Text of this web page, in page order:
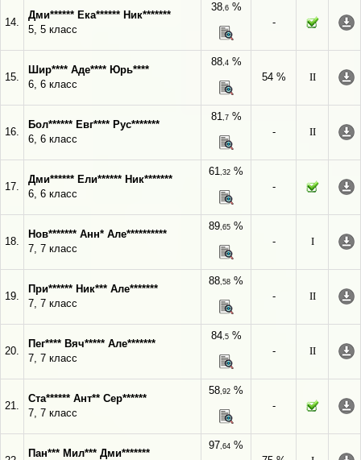
14.
Дми****** Ека****** Ник*******
5, 5 класс
38,6%
-
15.
Шир**** Аде**** Юрь****
6, 6 класс
88,4%
54 %
II
16.
Бол****** Евг**** Рус*******
6, 6 класс
81,7%
-
II
17.
Дми****** Ели****** Ник*******
6, 6 класс
61,32 %
-
18.
Нов******* Анн* Але**********
7, 7 класс
89,65 %
-
I
19.
При****** Ник*** Але*******
7, 7 класс
88,58 %
-
II
20.
Пег**** Вяч***** Але*******
7, 7 класс
84,5%
-
II
21.
Ста****** Ант** Сер******
7, 7 класс
58,92 %
-
Пан*** Мил*** Дми*******
97,64 %